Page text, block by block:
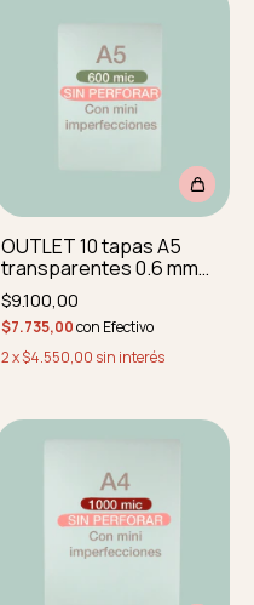
OUTLET 10 tapas A5
transparentes 0.6 mm
CON MINI IMPERF
REDONDEADAS SIN
PERFORAR
$9.100,00
$7.735,00con Efectivo
2x$4.550,00 sin interés